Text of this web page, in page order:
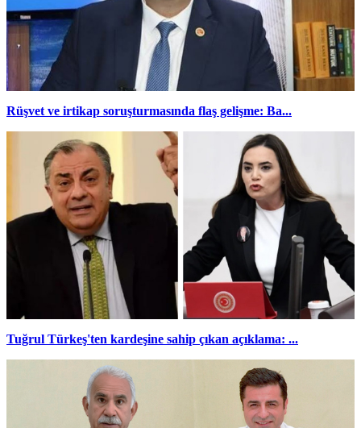
Rüşvet ve irtikap soruşturmasında flaş gelişme: Ba...
Tuğrul Türkeş'ten kardeşine sahip çıkan açıklama: ...